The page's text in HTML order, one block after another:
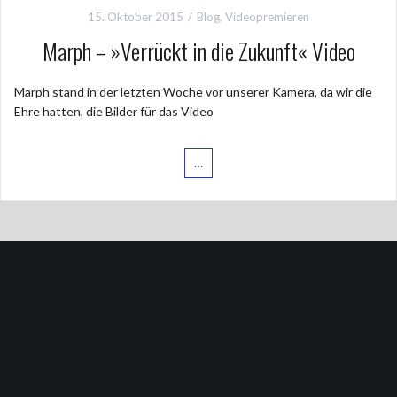
15. Oktober 2015 Blog, Videopremieren
Marph – »Verrückt in die Zukunft« Video
Marph stand in der letzten Woche vor unserer Kamera, da wir die
Ehre hatten, die Bilder für das Video
…